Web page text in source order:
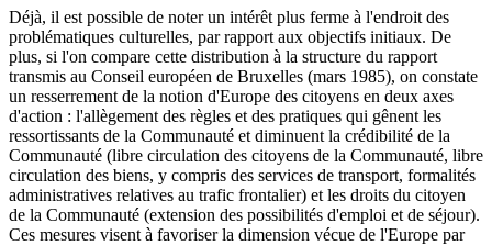
Déjà, il est possible de noter un intérêt plus ferme à l'endroit des
problématiques culturelles, par rapport aux objectifs initiaux. De
plus, si l'on compare cette distribution à la structure du rapport
transmis au Conseil européen de Bruxelles (mars 1985), on constate
un resserrement de la notion d'Europe des citoyens en deux axes
d'action : l'allègement des règles et des pratiques qui gênent les
ressortissants de la Communauté et diminuent la crédibilité de la
Communauté (libre circulation des citoyens de la Communauté, libre
circulation des biens, y compris des services de transport, formalités
administratives relatives au trafic frontalier) et les droits du citoyen
de la Communauté (extension des possibilités d'emploi et de séjour).
Ces mesures visent à favoriser la dimension vécue de l'Europe par